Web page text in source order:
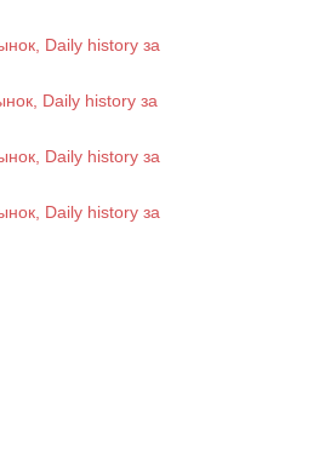
Daily history за
Daily history за
Daily history за
Daily history за